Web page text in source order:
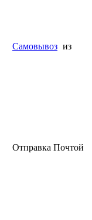
Самовывоз из
Отправка Почтой